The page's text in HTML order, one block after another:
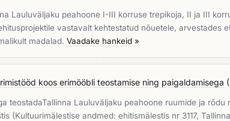
Lauluväljaku peahoone I-III korruse trepikoja, II ja III
vastavalt kehtestatud nõuetele, arvestades
madalad. Vaadake hankeid »
koos erimööbli teostamise ning paigaldamisega (
teostadaTallinna Lauluväljaku peahoone ruumide ja
(Kultuurimälestise andmed: ehitismälestis nr 3117,